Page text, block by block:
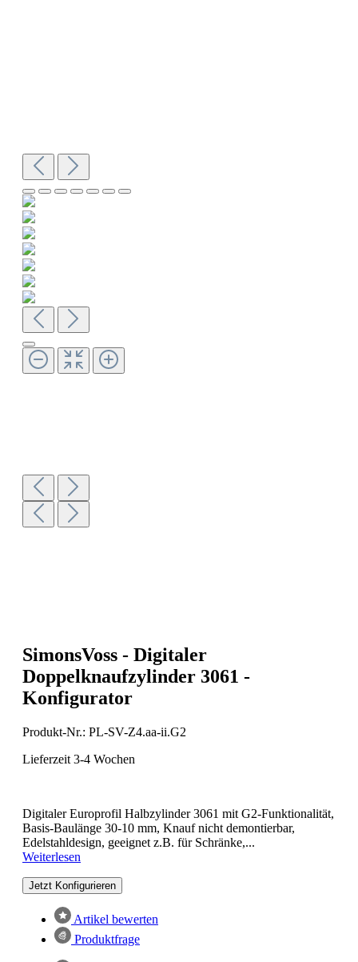
SimonsVoss - Digitaler
Doppelknaufzylinder 3061 -
Konfigurator
Produkt-Nr.: PL-SV-Z4.aa-ii.G2
Lieferzeit 3-4 Wochen
Digitaler Europrofil Halbzylinder 3061 mit G2-Funktionalität,
Basis-Baulänge 30-10 mm, Knauf nicht demontierbar,
Edelstahldesign, geeignet z.B. für Schränke,...
Weiterlesen
Jetzt Konfigurieren
Artikel bewerten
Produktfrage